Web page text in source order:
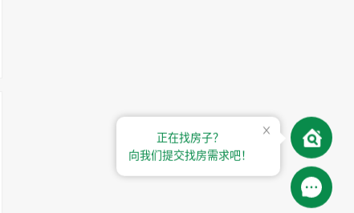
正在找房子？
向我们提交找房需求吧！